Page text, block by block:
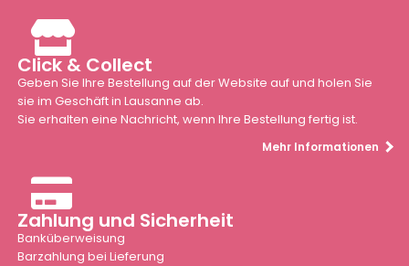
Click & Collect
Geben Sie Ihre Bestellung auf der Website auf und holen Sie
sie im Geschäft in Lausanne ab.
Sie erhalten eine Nachricht, wenn Ihre Bestellung fertig ist.
Mehr Informationen
Zahlung und Sicherheit
Banküberweisung
Barzahlung bei Lieferung